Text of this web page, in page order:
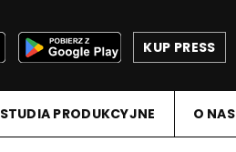
KUP PRESS
STUDIA PRODUKCYJNE O NAS